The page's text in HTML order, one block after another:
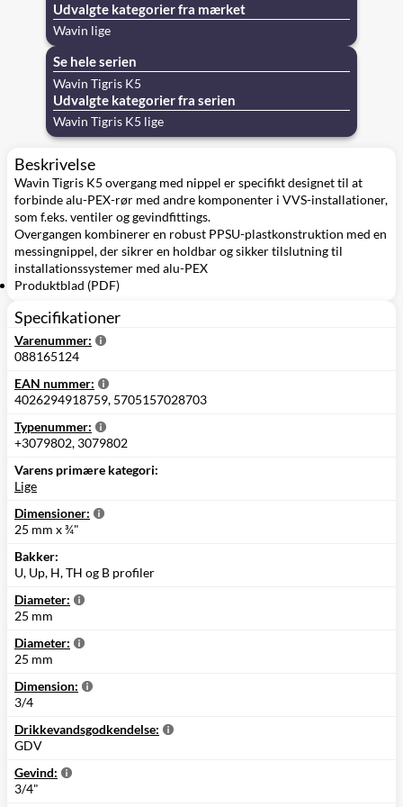
Udvalgte kategorier fra mærket
Wavin lige
Se hele serien
Wavin Tigris K5
Udvalgte kategorier fra serien
Wavin Tigris K5 lige
Beskrivelse
Wavin Tigris K5 overgang med nippel er specifikt designet til at
forbinde alu-PEX-rør med andre komponenter i VVS-installationer,
som f.eks. ventiler og gevindfittings.
Overgangen kombinerer en robust PPSU-plastkonstruktion med en
messingnippel, der sikrer en holdbar og sikker tilslutning til
installationssystemer med alu-PEX
Produktblad (PDF)
Specifikationer
Varenummer:
088165124
EAN nummer:
4026294918759, 5705157028703
Typenummer:
+3079802, 3079802
Varens primære kategori:
Lige
Dimensioner:
25 mm x ¾"
Bakker:
U, Up, H, TH og B profiler
Diameter:
25 mm
Diameter:
25 mm
Dimension:
3/4
Drikkevandsgodkendelse:
GDV
Gevind:
3/4"